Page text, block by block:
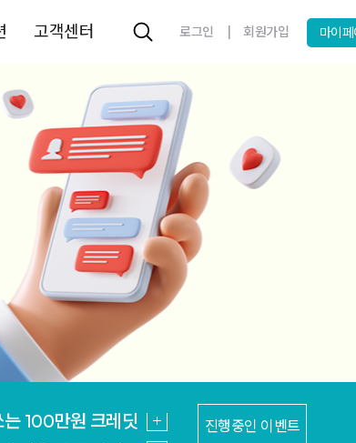
고객센터 로그인 | 회원가입 마이
최저가 15만원~
국 도메인 9700원
도메인 특가 컬렉션
전용 쿠폰 이벤트
진행중인 이벤트